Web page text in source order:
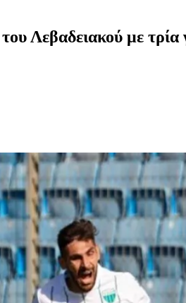
Λεβαδειακού με